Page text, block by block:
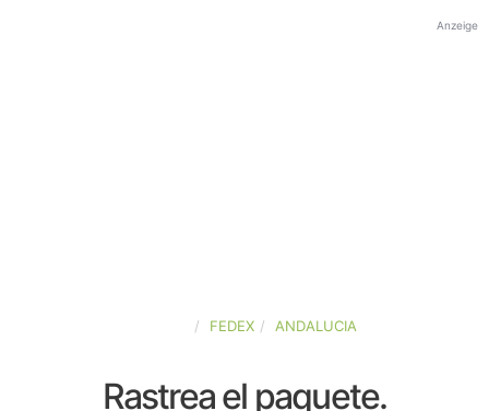
Anzeige
FEDEX ANDALUCIA
Rastrea el paquete.